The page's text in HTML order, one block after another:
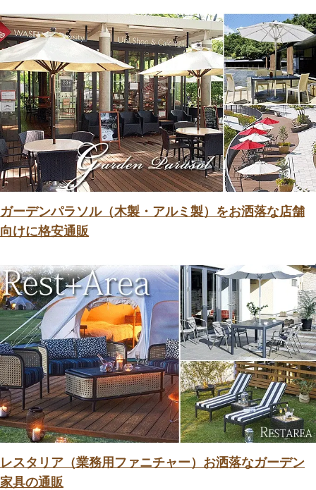
ガーデンパラソル（木製・アルミ製）をお洒落な店舗
向けに格安通販
レスタリア（業務用ファニチャー）お洒落なガーデン
家具の通販